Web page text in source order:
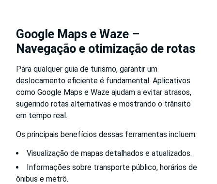
Google Maps e Waze –
Navegação e otimização de rotas
Para qualquer guia de turismo, garantir um
deslocamento eficiente é fundamental. Aplicativos
como Google Maps e Waze ajudam a evitar atrasos,
sugerindo rotas alternativas e mostrando o trânsito
em tempo real.
Os principais benefícios dessas ferramentas incluem:
Visualização de mapas detalhados e atualizados.
Informações sobre transporte público, horários de
ônibus e metrô.